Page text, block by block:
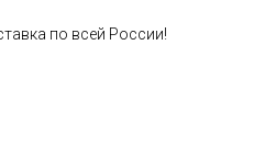
по всей России!